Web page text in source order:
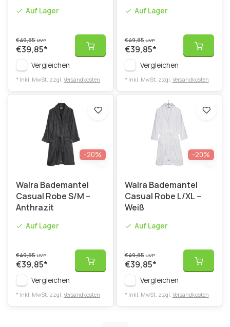
Auf Lager
€49,85UVP
€39,85*
Vergleichen
* Inkl. MwSt. zzgl. Versandkosten
Auf Lager
€49,85UVP
€39,85*
Vergleichen
* Inkl. MwSt. zzgl. Versandkosten
-20%
Walra Bademantel
Casual Robe S/M –
Anthrazit
Auf Lager
€49,85UVP
€39,85*
Vergleichen
* Inkl. MwSt. zzgl. Versandkosten
-20%
Walra Bademantel
Casual Robe L/XL –
Weiß
Auf Lager
€49,85UVP
€39,85*
Vergleichen
* Inkl. MwSt. zzgl. Versandkosten